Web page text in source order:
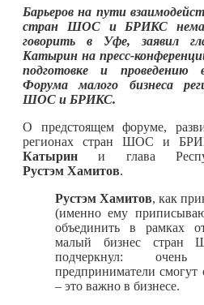
Барьеров на пути
стран ШОС и БРИКС
говорить в Уфе, заявил
Катырин на пресс-
подготовке и
Форума малого бизнеса
ШОС и БРИКС.
О предстоящем форуме,
регионах стран ШОС и
Катырин и глава
Рустэм Хамитов.
Рустэм Хамитов, как
(именно ему
объединить в рамках
малый бизнес
подчеркнул:
предприниматели смогут
– это важно в бизнесе.